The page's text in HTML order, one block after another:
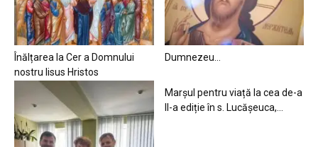
Înălțarea la Cer a Domnului
nostru Iisus Hristos
Dumnezeu…
Marșul pentru viață la cea de-a
II-a ediție în s. Lucășeuca,...